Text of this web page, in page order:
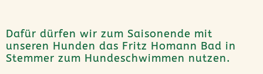
Dafür dürfen wir zum Saisonende mit
unseren Hunden das Fritz Homann Bad in
Stemmer zum Hundeschwimmen nutzen.